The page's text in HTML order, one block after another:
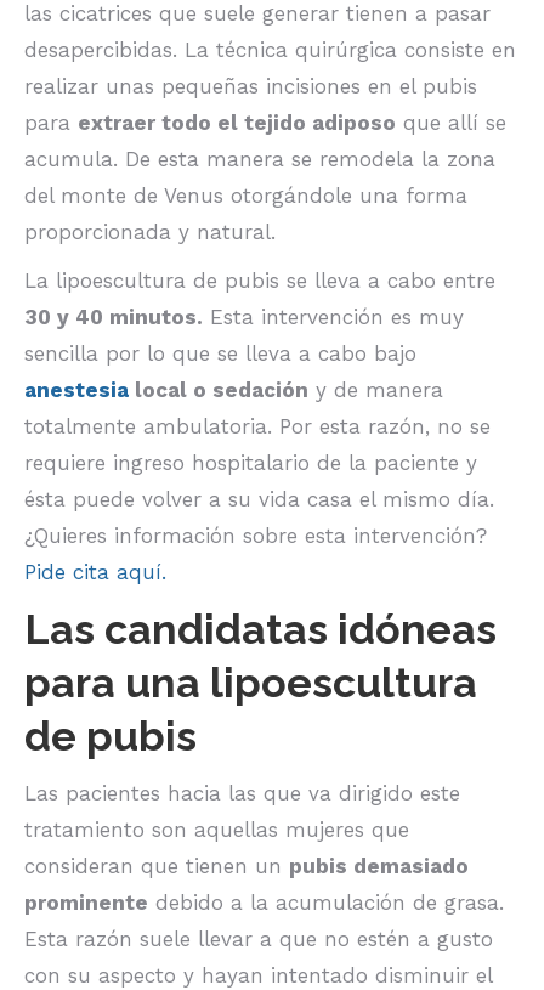
las cicatrices que suele generar tienen a pasar
desapercibidas. La técnica quirúrgica consiste en
realizar unas pequeñas incisiones en el pubis
para extraer todo el tejido adiposo que allí se
acumula. De esta manera se remodela la zona
del monte de Venus otorgándole una forma
proporcionada y natural.
La lipoescultura de pubis se lleva a cabo entre
30 y 40 minutos. Esta intervención es muy
sencilla por lo que se lleva a cabo bajo
anestesia local o sedación y de manera
totalmente ambulatoria. Por esta razón, no se
requiere ingreso hospitalario de la paciente y
ésta puede volver a su vida casa el mismo día.
¿Quieres información sobre esta intervención?
Pide cita aquí.
Las candidatas idóneas
para una lipoescultura
de pubis
Las pacientes hacia las que va dirigido este
tratamiento son aquellas mujeres que
consideran que tienen un pubis demasiado
prominente debido a la acumulación de grasa.
Esta razón suele llevar a que no estén a gusto
con su aspecto y hayan intentado disminuir el